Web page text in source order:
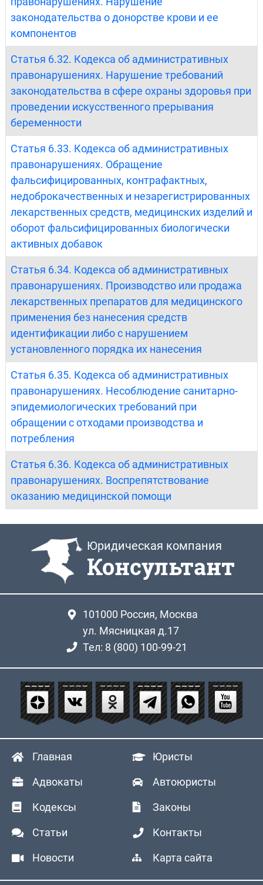
законодательства о донорстве крови и ее
компонентов
Статья 6.32. Кодекса об административных
правонарушениях. Нарушение требований
законодательства в сфере охраны здоровья при
проведении искусственного прерывания
беременности
Статья 6.33. Кодекса об административных
правонарушениях. Обращение
фальсифицированных, контрафактных,
недоброкачественных и незарегистрированных
лекарственных средств, медицинских изделий и
оборот фальсифицированных биологически
активных добавок
Статья 6.34. Кодекса об административных
правонарушениях. Производство или продажа
лекарственных препаратов для медицинского
применения без нанесения средств
идентификации либо с нарушением
установленного порядка их нанесения
Статья 6.35. Кодекса об административных
правонарушениях. Несоблюдение санитарно-
эпидемиологических требований при
обращении с отходами производства и
потребления
Статья 6.36. Кодекса об административных
правонарушениях. Воспрепятствование
оказанию медицинской помощи
Юридическая компания
Консультант
101000 Россия, Москва
ул. Мясницкая д.17
Тел: 8 (800) 100-99-21
Главная Юристы
Адвокаты Автоюристы
Кодексы Законы
Статьи Контакты
Новости Карта сайта